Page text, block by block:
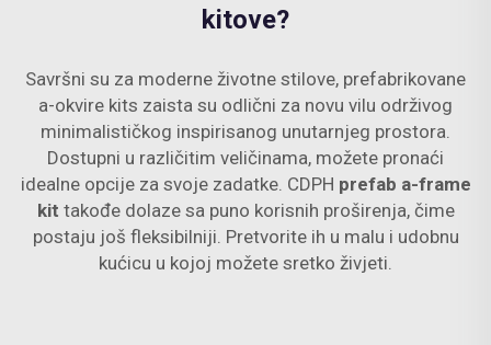
kitove?
Savršni su za moderne životne stilove, prefabrikovane
a-okvire kits zaista su odlični za novu vilu održivog
minimalističkog inspirisanog unutarnjeg prostora.
Dostupni u različitim veličinama, možete pronaći
idealne opcije za svoje zadatke. CDPH prefab a-frame
kit takođe dolaze sa puno korisnih proširenja, čime
postaju još fleksibilniji. Pretvorite ih u malu i udobnu
kućicu u kojoj možete sretko živjeti.